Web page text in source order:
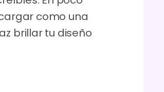
como una
brillar tu diseño